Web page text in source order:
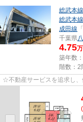
総武本線
総武本線
成田線 「
千葉県
4.75
築年数
階数：2
☆不動産サービスを追求し